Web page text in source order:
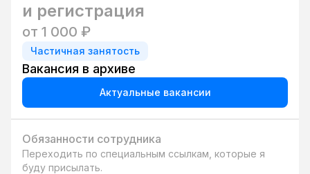
и регистрация
от 1 000 ₽
Частичная занятость
Вакансия в архиве
Актуальные вакансии
Обязанности сотрудника
Переходить по специальным ссылкам, которые я
буду присылать.